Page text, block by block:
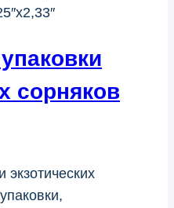
сорняков
экзотических